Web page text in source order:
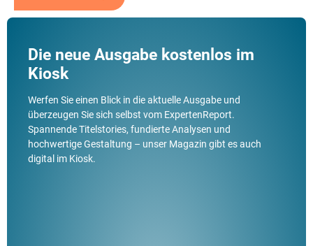
Die neue Ausgabe kostenlos im
Kiosk
Werfen Sie einen Blick in die aktuelle Ausgabe und
überzeugen Sie sich selbst vom ExpertenReport.
Spannende Titelstories, fundierte Analysen und
hochwertige Gestaltung – unser Magazin gibt es auch
digital im Kiosk.